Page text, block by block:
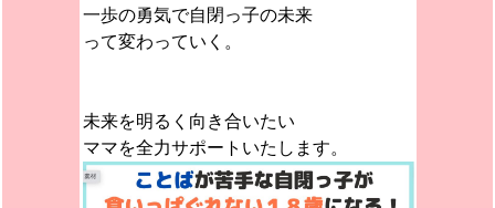
一歩の勇気で自閉っ子の未来
って変わっていく。
未来を明るく向き合いたい
ママを全力サポートいたします。